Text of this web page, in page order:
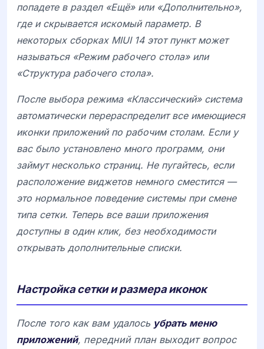
попадете в раздел «Ещё» или «Дополнительно»,
где и скрывается искомый параметр. В
некоторых сборках MIUI 14 этот пункт может
называться «Режим рабочего стола» или
«Структура рабочего стола».
После выбора режима «Классический» система
автоматически перераспределит все имеющиеся
иконки приложений по рабочим столам. Если у
вас было установлено много программ, они
займут несколько страниц. Не пугайтесь, если
расположение виджетов немного сместится —
это нормальное поведение системы при смене
типа сетки. Теперь все ваши приложения
доступны в один клик, без необходимости
открывать дополнительные списки.
Настройка сетки и размера иконок
После того как вам удалось убрать меню
приложений, передний план выходит вопрос